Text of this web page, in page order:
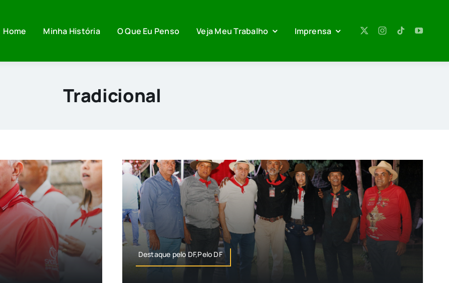
Home Minha História O Que Eu Penso Veja Meu Trabalho Imprensa
Tradicional
Destaque pelo DF,Pelo DF